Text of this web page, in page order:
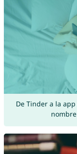
De Tinder a la